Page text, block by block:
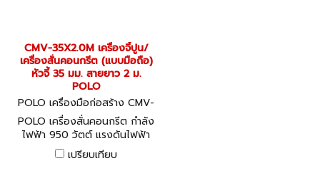
CMV-35X2.0M เครื่องจี้ปูน/
เครื่องสั่นคอนกรีต (แบบมือถือ)
หัวจี้ 35 มม. สายยาว 2 ม.
POLO
POLO เครื่องมือก่อสร้าง CMV-
35X2.0M
POLO เครื่องสั่นคอนกรีต กำลัง
ไฟฟ้า 950 วัตต์ แรงดันไฟฟ้า
220 โวลต์ รุ่น CMV-35X2.0M
ขนาดหัวจี้ 35 มม. ความยาวสาย
เปรียบเทียบ